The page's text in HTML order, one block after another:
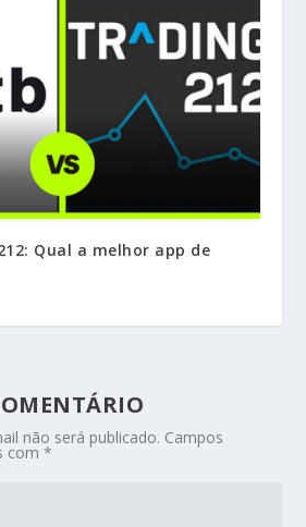
Qual a melhor app de
não será publicado. Campos
com*